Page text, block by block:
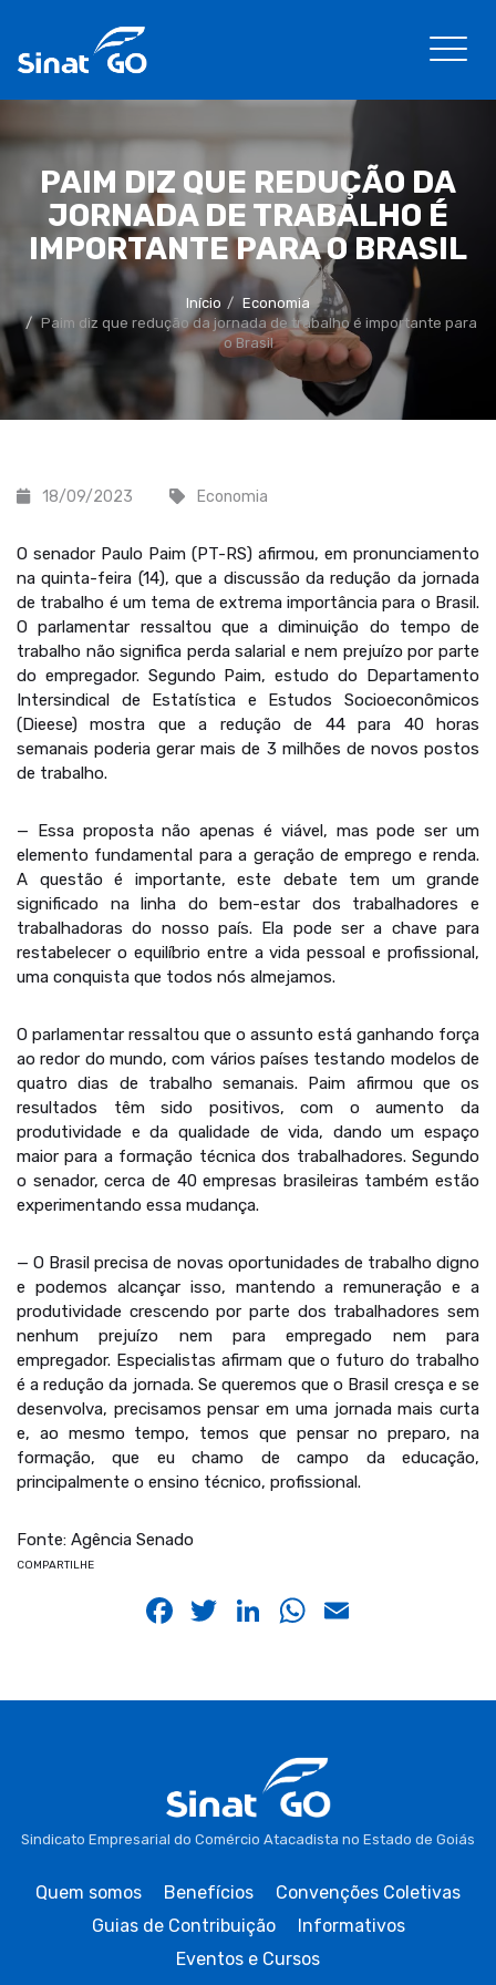
PAIM DIZ QUE REDUÇÃO DA
JORNADA DE TRABALHO É
IMPORTANTE PARA O BRASIL
Início
Economia
Paim diz que redução da jornada de trabalho é importante para
o Brasil
18/09/2023 Economia
O senador Paulo Paim (PT-RS) afirmou, em pronunciamento
na quinta-feira (14), que a discussão da redução da jornada
de trabalho é um tema de extrema importância para o Brasil.
O parlamentar ressaltou que a diminuição do tempo de
trabalho não significa perda salarial e nem prejuízo por parte
do empregador. Segundo Paim, estudo do Departamento
Intersindical de Estatística e Estudos Socioeconômicos
(Dieese) mostra que a redução de 44 para 40 horas
semanais poderia gerar mais de 3 milhões de novos postos
de trabalho.
— Essa proposta não apenas é viável, mas pode ser um
elemento fundamental para a geração de emprego e renda.
A questão é importante, este debate tem um grande
significado na linha do bem-estar dos trabalhadores e
trabalhadoras do nosso país. Ela pode ser a chave para
restabelecer o equilíbrio entre a vida pessoal e profissional,
uma conquista que todos nós almejamos.
O parlamentar ressaltou que o assunto está ganhando força
ao redor do mundo, com vários países testando modelos de
quatro dias de trabalho semanais. Paim afirmou que os
resultados têm sido positivos, com o aumento da
produtividade e da qualidade de vida, dando um espaço
maior para a formação técnica dos trabalhadores. Segundo
o senador, cerca de 40 empresas brasileiras também estão
experimentando essa mudança.
— O Brasil precisa de novas oportunidades de trabalho digno
e podemos alcançar isso, mantendo a remuneração e a
produtividade crescendo por parte dos trabalhadores sem
nenhum prejuízo nem para empregado nem para
empregador. Especialistas afirmam que o futuro do trabalho
é a redução da jornada. Se queremos que o Brasil cresça e se
desenvolva, precisamos pensar em uma jornada mais curta
e, ao mesmo tempo, temos que pensar no preparo, na
formação, que eu chamo de campo da educação,
principalmente o ensino técnico, profissional.
Fonte: Agência Senado
COMPARTILHE
Facebook
Twitter
LinkedIn
WhatsApp
Sindicato Empresarial do Comércio Atacadista no Estado de Goiás
Quem somos Benefícios
Convenções Coletivas
Guias de Contribuição
Informativos
Eventos e Cursos